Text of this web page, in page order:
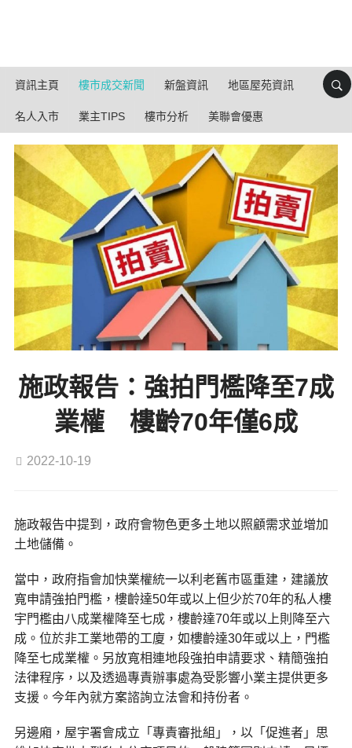
資訊主頁 樓市成交新聞 新盤資訊 地區屋苑資訊
名人入市 業主TIPS 樓市分析 美聯會優惠
施政報告：強拍門檻降至7成
業權 樓齡70年僅6成
2022-10-19
施政報告中提到，政府會物色更多土地以照顧需求並增加
土地儲備。
當中，政府指會加快業權統一以利老舊市區重建，建議放
寬申請強拍門檻，樓齡達50年或以上但少於70年的私人樓
宇門檻由八成業權降至七成，樓齡達70年或以上則降至六
成。位於非工業地帶的工廈，如樓齡達30年或以上，門檻
降至七成業權。另放寬相連地段強拍申請要求、精簡強拍
法律程序，以及透過專責辦事處為受影響小業主提供更多
支援。今年內就方案諮詢立法會和持份者。
另邊廂，屋宇署會成立「專責審批組」，以「促進者」思